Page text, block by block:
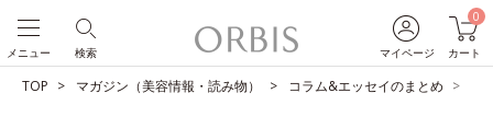
マイページ
0
カート
検索
メニュー
TOP マガジン（美容情報・読み物） コラム&エッセイのまとめ